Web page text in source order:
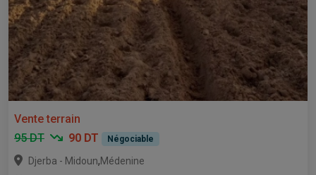
Vente terrain
95 DT
90 DT Négociable
Djerba - Midoun,Médenine